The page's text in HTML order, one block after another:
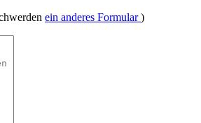
ein anderes Formular)